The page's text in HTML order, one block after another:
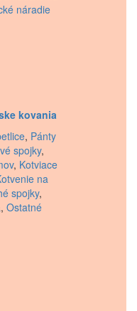
náradie
kovania
, Pánty
spojky,
, Kotviace
na
spojky,
, Ostatné